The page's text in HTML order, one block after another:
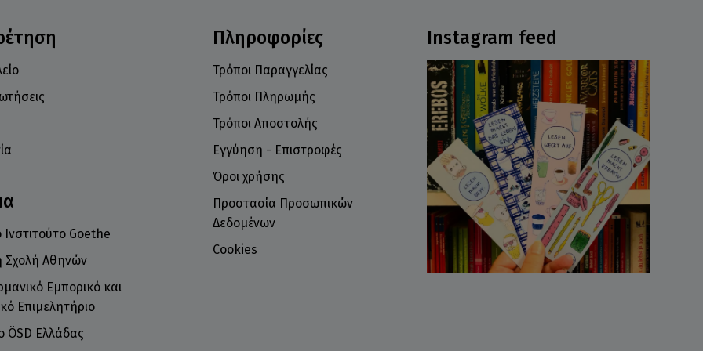
Instagram feed
Ινστιτούτο Goethe
Σχολή Αθηνών
Εμπορικό και
Επιμελητήριο
ÖSD Ελλάδας
Πληροφορίες
Τρόποι Παραγγελίας
Τρόποι Πληρωμής
Τρόποι Αποστολής
Εγγύηση - Επιστροφές
Όροι χρήσης
Προστασία Προσωπικών
Δεδομένων
Cookies